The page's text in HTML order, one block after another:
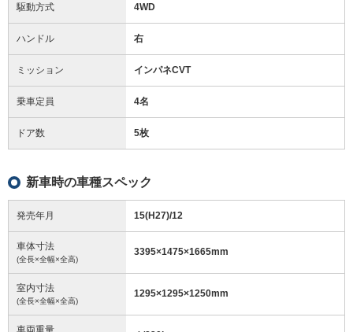
駆動方式 4WD
ハンドル 右
ミッション インパネCVT
乗車定員 4名
ドア数 5枚
新車時の車種スペック
発売年月 15(H27)/12
車体寸法
(全長×全幅×全高)
3395×1475×1665mm
室内寸法
(全長×全幅×全高)
1295×1295×1250mm
車両重量